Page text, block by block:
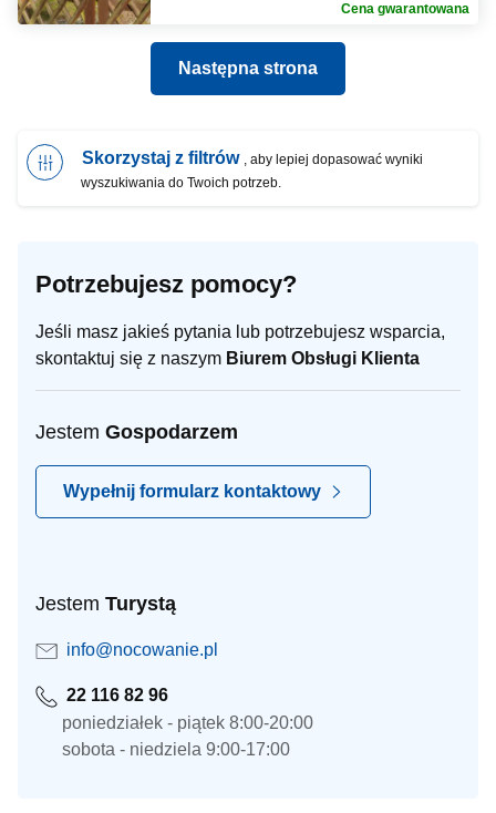
Cena gwarantowana
Następna strona
Skorzystaj z filtrów , aby lepiej dopasować wyniki
wyszukiwania do Twoich potrzeb.
Potrzebujesz pomocy?
Jeśli masz jakieś pytania lub potrzebujesz wsparcia,
skontaktuj się z naszym Biurem Obsługi Klienta
Jestem Gospodarzem
Wypełnij formularz kontaktowy
Jestem Turystą
info@nocowanie.pl
22 116 82 96
poniedziałek - piątek 8:00-20:00
sobota - niedziela 9:00-17:00